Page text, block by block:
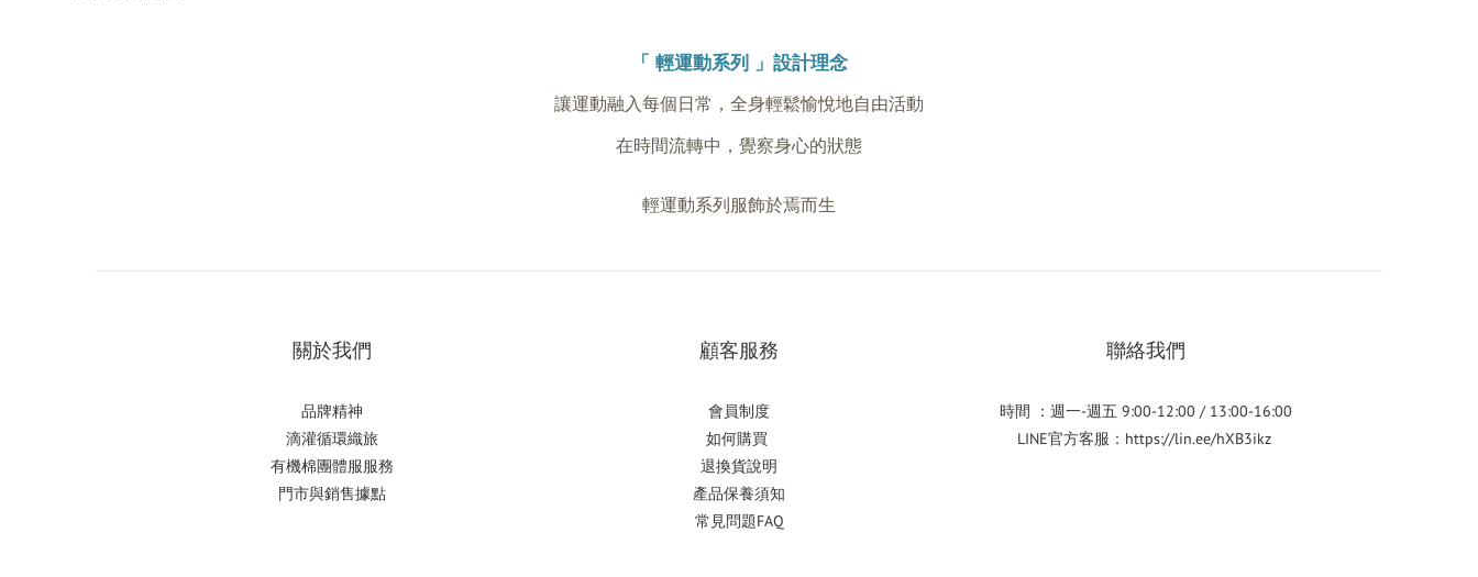
「 輕運動系列 」設計理念
讓運動融入每個日常，全身輕鬆愉悅地自由活動
在時間流轉中，覺察身心的狀態
輕運動系列服飾於焉而生
關於我們
品牌精神
滴灌循環織旅
有機棉團體服服務
門市與銷售據點
顧客服務
會員制度
如何購買
退換貨說明
產品保養須知
常見問題FAQ
聯絡我們
時間 ：週一-週五 9:00-12:00 / 13:00-16:00
LINE官方客服： https://lin.ee/hXB3ikz